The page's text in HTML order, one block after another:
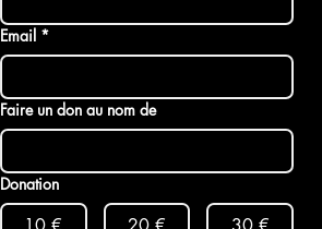
Email *
Faire un don au nom de
Donation